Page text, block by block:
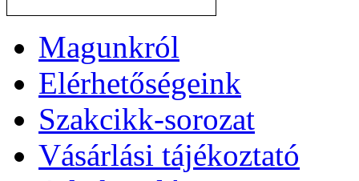
Magunkról
Elérhetőségeink
Szakcikk-sorozat
Vásárlási tájékoztató